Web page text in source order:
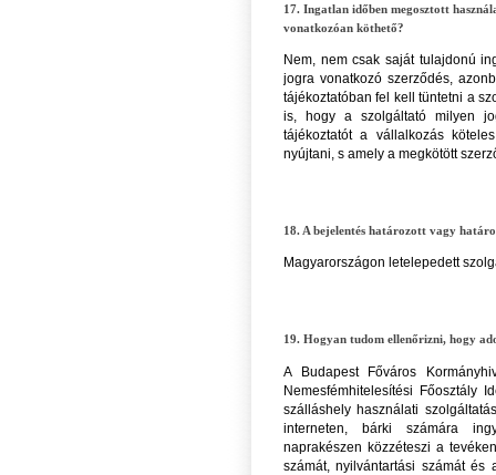
17. Ingatlan időben megosztott
vonatkozóan köthető?
Nem, nem csak saját tulajdonú
jogra vonatkozó szerződés,
tájékoztatóban fel kell tüntetni a
is, hogy a szolgáltató milyen
tájékoztatót a vállalkozás
nyújtani, s amely a megkötött
18. A bejelentés határozott vagy
Magyarországon letelepedett
19. Hogyan tudom ellenőrizni, hogy
A Budapest Főváros
Nemesfémhitelesítési Főosztály
szálláshely használati
interneten, bárki számára
naprakészen közzéteszi a
számát, nyilvántartási számát és